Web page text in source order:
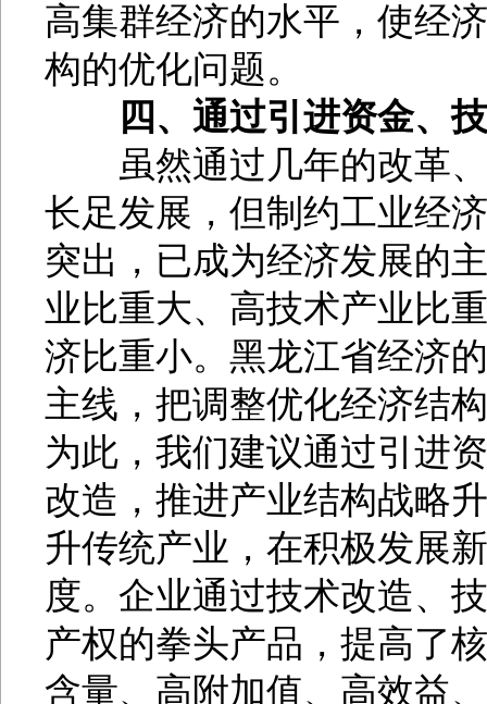
高集群经济的水平，使经
构的优化问题。
四、通过引进资金、
虽然通过几年的改革、
长足发展，但制约工业经
突出，已成为经济发展的
业比重大、高技术产业比
济比重小。黑龙江省经济
主线，把调整优化经济结
为此，我们建议通过引进
改造，推进产业结构战略
升传统产业，在积极发展
度。企业通过技术改造、
产权的拳头产品，提高了
含量、高附加值、高效益